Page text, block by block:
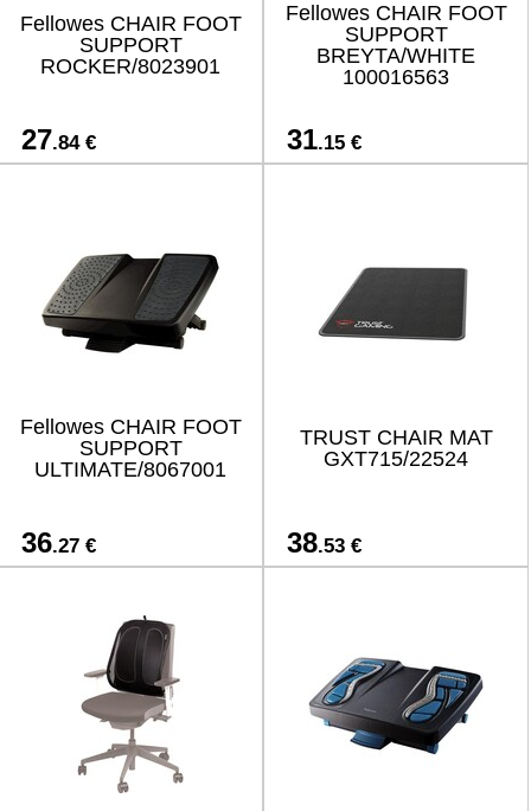
Fellowes CHAIR FOOT
SUPPORT
ROCKER/8023901
27.84 €
Fellowes CHAIR FOOT
SUPPORT
BREYTA/WHITE
100016563
31.15 €
Fellowes CHAIR FOOT
SUPPORT
ULTIMATE/8067001
36.27 €
TRUST CHAIR MAT
GXT715/22524
38.53 €